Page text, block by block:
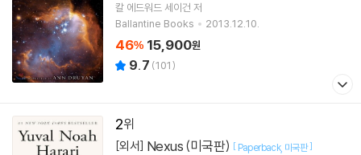
칼 에드워드 세이건 저
Ballantine Books
2013.12.10.
46% 15,900원
9.7 (101)
2
[외서] Nexus (미국판) [ Paperback 미국판]